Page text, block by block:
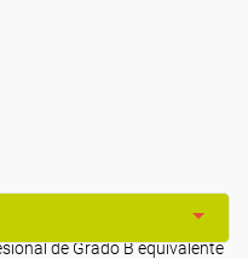
de Grado Bequivalente